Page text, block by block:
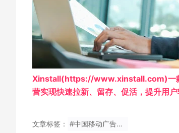
Xinstall(https://www.xinstall.com)一款
营实现快速拉新、留存、促活，提升用
文章标签： #中国移动广告文案(广告文案评析 “中国移动”的广告口号：“沟